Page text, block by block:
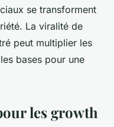
se transforment
La viralité de
peut multiplier les
bases pour une
les growth